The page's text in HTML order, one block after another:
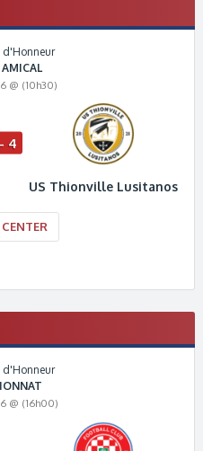
d'Honneur
@ (10h30)
4
US Thionville Lusitanos
d'Honneur
@ (16h00)